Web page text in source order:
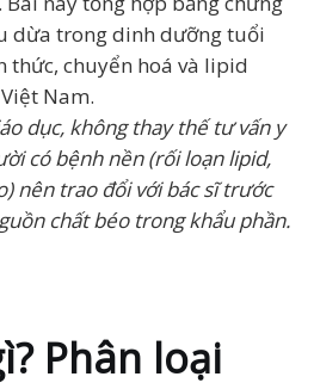
dừa trong dinh dưỡng tuổi
chuyển hoá và lipid
Nam.
dục, không thay thế tư vấn y
có bệnh nền (rối loạn lipid,
nên trao đổi với bác sĩ trước
chất béo trong khẩu phần.
Phân loại